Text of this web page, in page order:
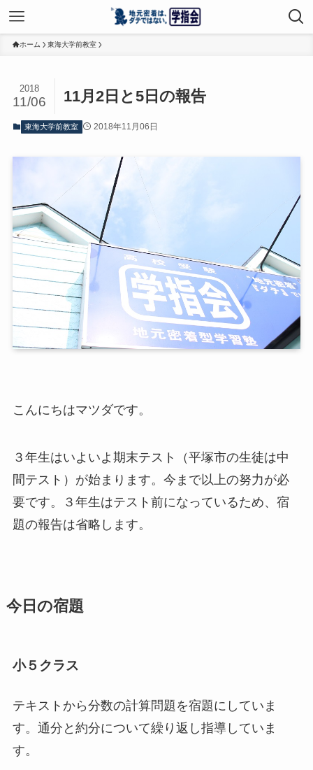
ホーム 東海大学前教室
11月2日と5日の報告
2018
11/06
東海大学前教室 2018年11月06日
こんにちはマツダです。
３年生はいよいよ期末テスト（平塚市の生徒は中
間テスト）が始まります。今まで以上の努力が必
要です。３年生はテスト前になっているため、宿
題の報告は省略します。
今日の宿題
小５クラス
テキストから分数の計算問題を宿題にしていま
す。通分と約分について繰り返し指導していま
す。